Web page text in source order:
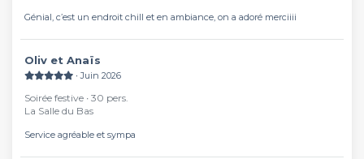
Génial, c’est un endroit chill et en ambiance, on a adoré merciiii
Oliv et Anaïs
∙ Juin 2026
Soirée festive ∙ 30 pers.
La Salle du Bas
Service agréable et sympa